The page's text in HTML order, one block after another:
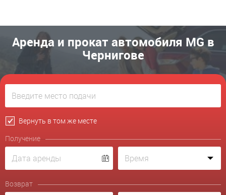
Аренда и прокат автомобиля MG в
Чернигове
Вернуть в том же месте
Получение
Возврат